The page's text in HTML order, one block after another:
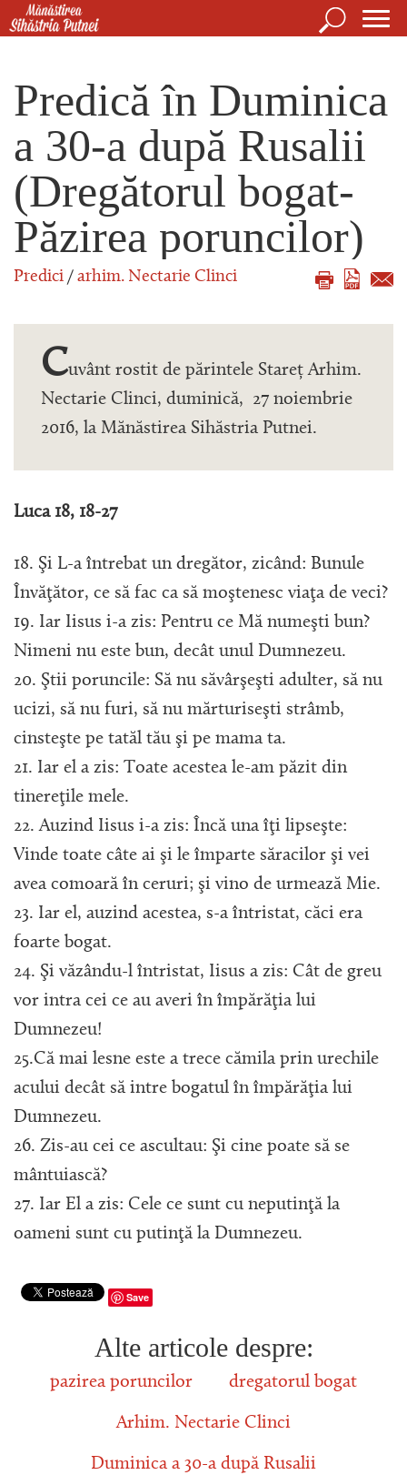
Mergi la conţinutul principal
Căutare
Predică în Duminica
a 30-a după Rusalii
(Dregătorul bogat-
Păzirea poruncilor)
Predici / arhim. Nectarie Clinci
Cuvânt rostit de părintele Stareț Arhim.
Nectarie Clinci, duminică, 27 noiembrie
2016, la Mănăstirea Sihăstria Putnei.
Luca 18, 18-27
18. Şi L-a întrebat un dregător, zicând: Bunule
Învăţător, ce să fac ca să moştenesc viaţa de veci?
19. Iar Iisus i-a zis: Pentru ce Mă numeşti bun?
Nimeni nu este bun, decât unul Dumnezeu.
20. Ştii poruncile: Să nu săvârşeşti adulter, să nu
ucizi, să nu furi, să nu mărturiseşti strâmb,
cinsteşte pe tatăl tău şi pe mama ta.
21. Iar el a zis: Toate acestea le-am păzit din
tinereţile mele.
22. Auzind Iisus i-a zis: Încă una îţi lipseşte:
Vinde toate câte ai şi le împarte săracilor şi vei
avea comoară în ceruri; şi vino de urmează Mie.
23. Iar el, auzind acestea, s-a întristat, căci era
foarte bogat.
24. Şi văzându-l întristat, Iisus a zis: Cât de greu
vor intra cei ce au averi în împărăţia lui
Dumnezeu!
25.Că mai lesne este a trece cămila prin urechile
acului decât să intre bogatul în împărăţia lui
Dumnezeu.
26. Zis-au cei ce ascultau: Şi cine poate să se
mântuiască?
27. Iar El a zis: Cele ce sunt cu neputinţă la
oameni sunt cu putinţă la Dumnezeu.
Save
Alte articole despre:
pazirea poruncilor dregatorul bogat
Arhim. Nectarie Clinci
Duminica a 30-a după Rusalii